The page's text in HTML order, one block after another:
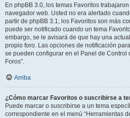
En phpBB 3.0, los temas Favoritos
navegador web. Usted no era alertado
partir de phpBB 3.1, los Favoritos son más
puede ser notificado cuando un tema
embargo, se le avisará de que hay una
propio foro. Las opciones de notificación
se pueden configurar en el Panel de Control
Foros”.
Arriba
¿Cómo marcar Favoritos o suscribirse a
Puede marcar o suscribirse a un tema
correspondiente en el menú “Herramientas